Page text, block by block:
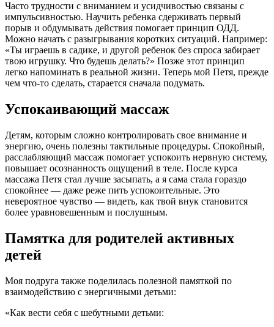
Часто трудности с вниманием и усидчивостью связаны с
импульсивностью. Научить ребенка сдерживать первый
порыв и обдумывать действия помогает принцип ОДД.
Можно начать с разыгрывания коротких ситуаций. Например:
«Ты играешь в садике, и другой ребенок без спроса забирает
твою игрушку. Что будешь делать?» Позже этот принцип
легко напоминать в реальной жизни. Теперь мой Петя, прежде
чем что-то сделать, старается сначала подумать.
Успокаивающий массаж
Детям, которым сложно контролировать свое внимание и
энергию, очень полезны тактильные процедуры. Спокойный,
расслабляющий массаж помогает успокоить нервную систему,
повышает осознанность ощущений в теле. После курса
массажа Петя стал лучше засыпать, а я сама стала гораздо
спокойнее — даже реже пить успокоительные. Это
невероятное чувство — видеть, как твой внук становится
более уравновешенным и послушным.
Памятка для родителей активных
детей
Моя подруга также поделилась полезной памяткой по
взаимодействию с энергичными детьми:
«Как вести себя с шебутными детьми: